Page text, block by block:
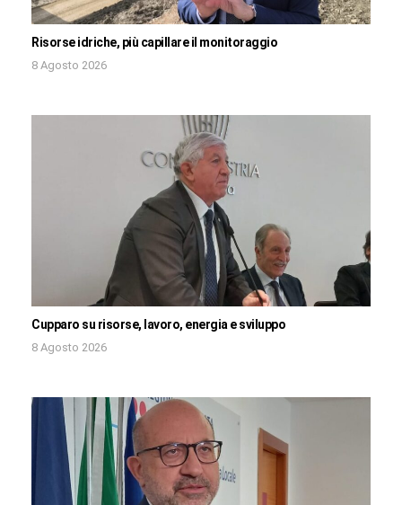
Risorse idriche, più capillare il monitoraggio
8 Agosto 2026
Cupparo su risorse, lavoro, energia e sviluppo
8 Agosto 2026